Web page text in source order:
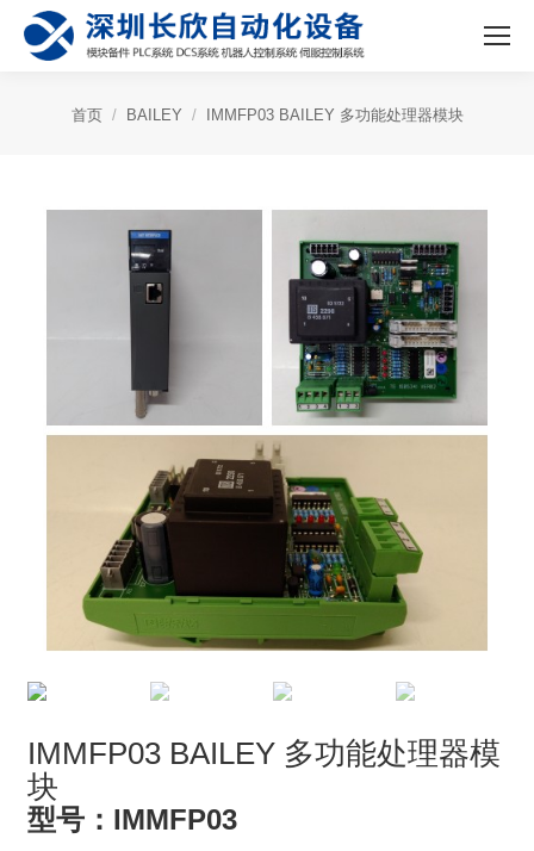
首页 BAILEY IMMFP03 BAILEY 多功能处理器模块
IMMFP03 BAILEY 多功能处理器模
块
型号：IMMFP03